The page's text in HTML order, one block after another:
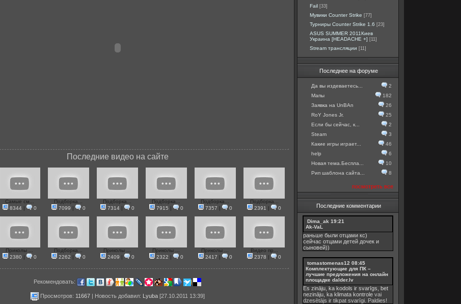
Последние видео на сайте
Самые см...
8344| 0
Подборка...
7099 | 0
Подборка...
7314| 0
Подборка...
7915 | 0
Подборка...
7357 | 0
Подборка...
2391 | 0
Приколы ...
2380 | 0
Подборка...
2262 | 0
Приколы ...
2409 | 0
Приколы ...
2322 | 0
Приколы ...
2417 | 0
Видео пр...
2378 | 0
Рекомендовать:
Просмотров: 11667| Новость добавил: Lyuba[27.10.2011 13:39]
Fail [33]
Мувики Counter Strike [77]
Турниры Counter Strike 1.6 [23]
ASUS SUMMER 2011Киев
Украина [HEADACHE +] [11]
Stream трансляции [11]
Последнее на форуме
Да вы издеваетесь...
2
Мапы
182
Заявка на UnBAn
26
RoY Jones Jr.
25
Если бы сейчас, к...
2
Steam
3
Какие игры играет...
46
help
6
Новая тема.Беспла...
10
Рип шаблона сайта...
8
посмотреть все
Последние комментарии
Dima_ak 19:21
Ak-VaL
раньше были отцами кс)
сейчас отцами детей дочек и
сыновей))
tomastomenas12 08:45
Комплектующие для ПК –
лучшие предложения на онлайн
площадке dalder.lv
Es zināju, ka kodols ir svarīgs, bet
nezināju, ka klimata kontrole vai
dzesētājs ir tikpat svarīgi. Paldies!